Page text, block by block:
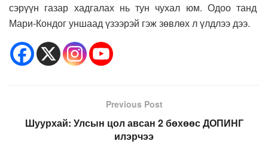
сэрүүн газар хадгалах нь тун чухал юм. Одоо танд
Мари-Кондог уншаад үзээрэй гэж зөвлөх л үлдлээ дээ.
Previous Post
Шуурхай: Улсын цол авсан 2 бөхөөс ДОПИНГ
илэрчээ